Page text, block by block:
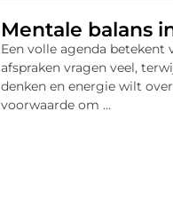
Mentale balans
Een volle agenda betekent
afspraken vragen veel,
denken en energie wilt
voorwaarde om ...